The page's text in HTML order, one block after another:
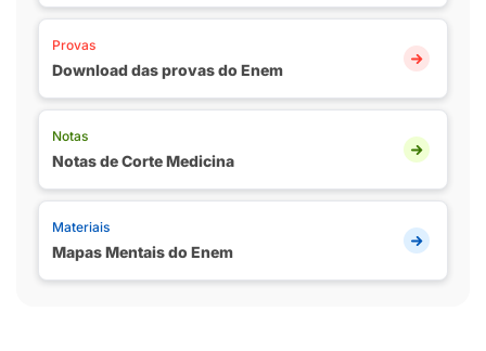
Provas
Download das provas do Enem
Notas
Notas de Corte Medicina
Materiais
Mapas Mentais do Enem